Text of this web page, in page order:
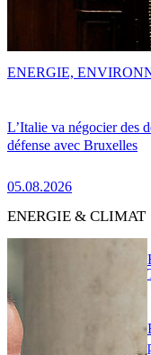
L’Italie va négocier des
défense avec Bruxelles
05.08.2026
ENERGIE,
ENERGIE & CLIMAT